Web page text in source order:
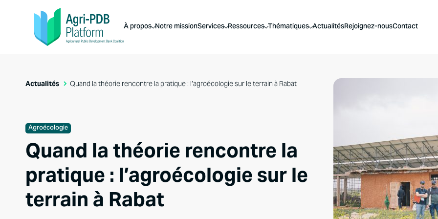
À propos Notre missionServices Ressources Thématiques ActualitésRejoignez-nousContact
Actualités Quand la théorie rencontre la pratique : l’agroécologie sur le terrain à Rabat
Agroécologie
Quand la théorie rencontre la
pratique : l’agroécologie sur le
terrain à Rabat